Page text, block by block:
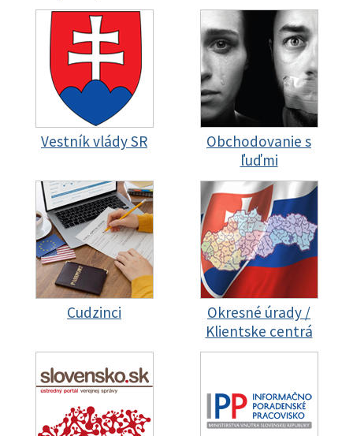
Vestník vlády SR
Obchodovanie s
ľuďmi
Cudzinci
Okresné úrady /
Klientske centrá